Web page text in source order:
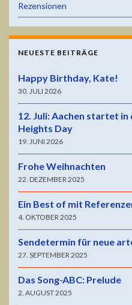
Rezensionen
NEUESTE BEITRÄGE
Happy Birthday, Kate!
30. JULI 2026
12. Juli: Aachen startet
Heights Day
19. JUNI 2026
Frohe Weihnachten
22. DEZEMBER 2025
Ein Best of mit
4. OKTOBER 2025
Sendetermin für neue
27. SEPTEMBER 2025
Das Song-ABC: Prelude
2. AUGUST 2025